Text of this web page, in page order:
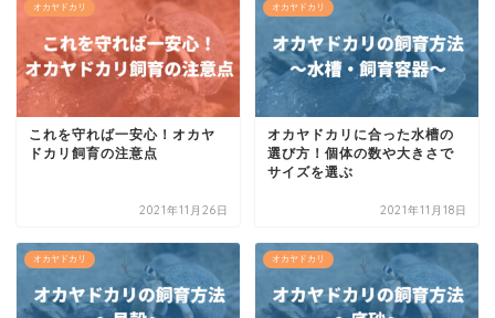
オカヤドカリ
これを守れば一安心！オカヤ
ドカリ飼育の注意点
2021年11月26日
オカヤドカリ
オカヤドカリに合った水槽の
選び方！個体の数や大きさで
サイズを選ぶ
2021年11月18日
オカヤドカリ オカヤドカリ